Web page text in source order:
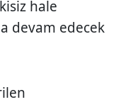
hale
devam edecek